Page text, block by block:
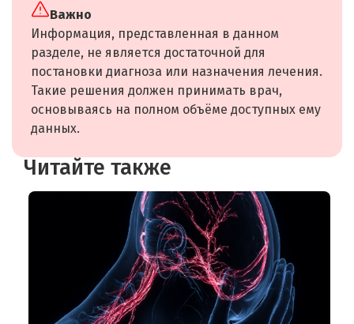
Важно
Информация, представленная в данном
разделе, не является достаточной для
постановки диагноза или назначения лечения.
Такие решения должен принимать врач,
основываясь на полном объёме доступных ему
данных.
Читайте также